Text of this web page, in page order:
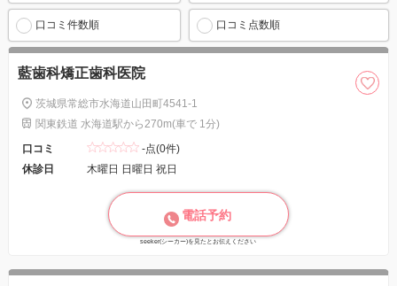
口コミ件数順 口コミ点数順
藍歯科矯正歯科医院
茨城県常総市水海道山田町4541-1
関東鉄道 水海道駅から270m(車で 1分)
口コミ
-点(0件)
休診日
木曜日 日曜日 祝日
電話予約
seeker(シーカー)を見たとお伝えください